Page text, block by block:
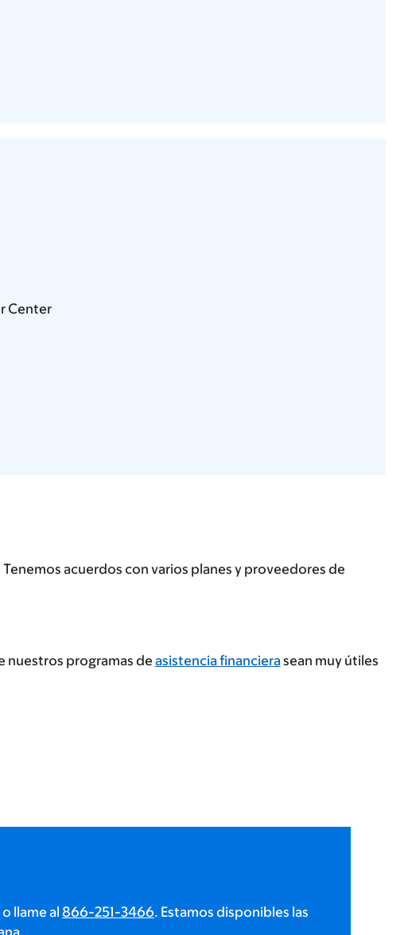
Center
acuerdos con varios planes y proveedores de
nuestros programas deasistencia financierasean muy útiles
llame al 866-251-3466. Estamos disponibles las